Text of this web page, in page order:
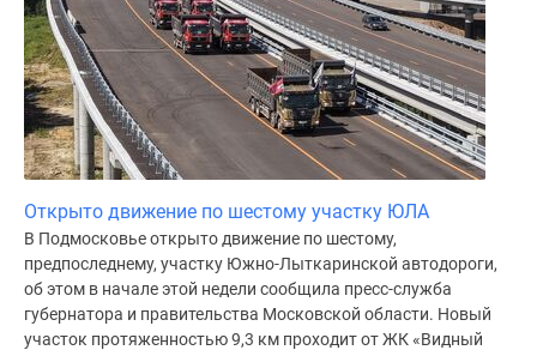
Коттеджные
поселки
водоема
Коттеджные
поселки
ипотеку
Бизнес-
центры
Коттеджи
Скидки
Открыто движение по шестому участку ЮЛА
В Подмосковье открыто движение по шестому,
предпоследнему, участку Южно-Лыткаринской автодороги,
об этом в начале этой недели сообщила пресс-служба
губернатора и правительства Московской области. Новый
участок протяженностью 9,3 км проходит от ЖК «Видный